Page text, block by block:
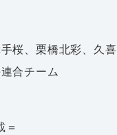
桜、栗橋北彩、久
合チーム
＝